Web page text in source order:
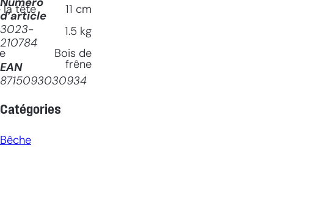
la tête
11 cm
1.5 kg
Bois de
frêne
Numéro
d’article
3023-
210784
EAN
8715093030934
Catégories
Bêche